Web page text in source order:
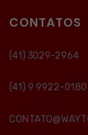
CONTATOS
(41) 3029-2964
(41) 9 9922-0180